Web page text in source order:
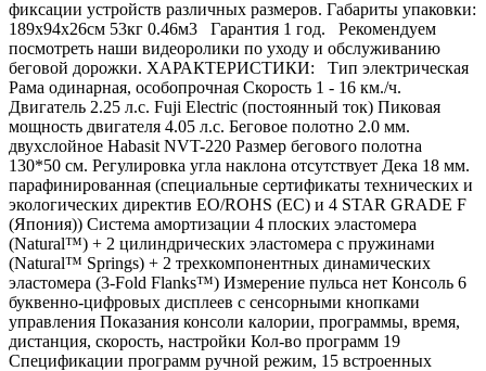
фиксации устройств различных размеров. Габариты упаковки:
189х94х26см 53кг 0.46м3 Гарантия 1 год. Рекомендуем
посмотреть наши видеоролики по уходу и обслуживанию
беговой дорожки. ХАРАКТЕРИСТИКИ: Тип электрическая
Рама одинарная, особопрочная Скорость 1 - 16 км./ч.
Двигатель 2.25 л.с. Fuji Electric (постоянный ток) Пиковая
мощность двигателя 4.05 л.с. Беговое полотно 2.0 мм.
двухслойное Habasit NVT-220 Размер бегового полотна
130*50 см. Регулировка угла наклона отсутствует Дека 18 мм.
парафинированная (специальные сертификаты технических и
экологических директив EO/ROHS (ЕС) и 4 STAR GRADE F
(Япония)) Система амортизации 4 плоских эластомера
(Natural™) + 2 цилиндрических эластомера с пружинами
(Natural™ Springs) + 2 трехкомпонентных динамических
эластомера (3-Fold Flanks™) Измерение пульса нет Консоль 6
буквенно-цифровых дисплеев с сенсорными кнопками
управления Показания консоли калории, программы, время,
дистанция, скорость, настройки Кол-во программ 19
Спецификации программ ручной режим, 15 встроенных